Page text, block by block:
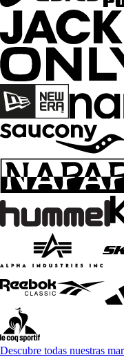
Descubre todas nuestras